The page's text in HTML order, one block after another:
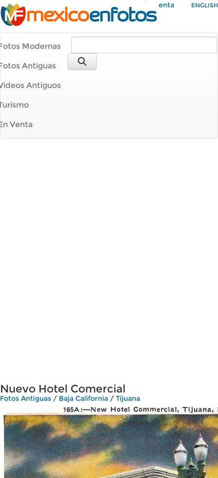
Mi Cuenta ENGLISH
Modernas
Antiguas
Antiguos
Venta
Nuevo Hotel Comercial
Fotos Antiguas / Baja California / Tijuana